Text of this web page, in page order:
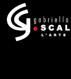
Skip
to
main
content